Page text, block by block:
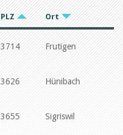
PLZ Ort
3714 Frutigen
3626 Hünibach
3655 Sigriswil